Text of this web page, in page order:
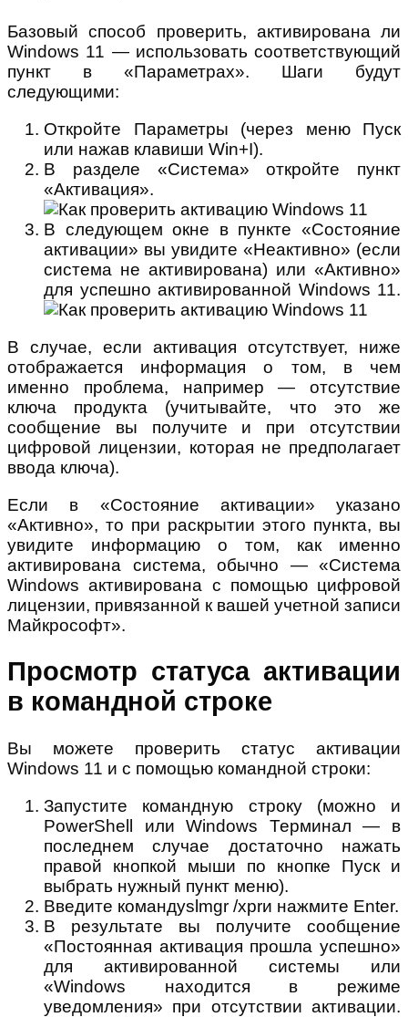
Базовый способ проверить, активирована ли
Windows 11 — использовать соответствующий
пункт в «Параметрах». Шаги будут
следующими:
Откройте Параметры (через меню Пуск
или нажав клавиши Win+I).
В разделе «Система» откройте пункт
«Активация».
В следующем окне в пункте «Состояние
активации» вы увидите «Неактивно» (если
система не активирована) или «Активно»
для успешно активированной Windows 11.
В случае, если активация отсутствует, ниже
отображается информация о том, в чем
именно проблема, например — отсутствие
ключа продукта (учитывайте, что это же
сообщение вы получите и при отсутствии
цифровой лицензии, которая не предполагает
ввода ключа).
Если в «Состояние активации» указано
«Активно», то при раскрытии этого пункта, вы
увидите информацию о том, как именно
активирована система, обычно — «Система
Windows активирована с помощью цифровой
лицензии, привязанной к вашей учетной записи
Майкрософт».
Просмотр статуса активации
в командной строке
Вы можете проверить статус активации
Windows 11 и с помощью командной строки:
Запустите командную строку (можно и
PowerShell или Windows Терминал — в
последнем случае достаточно нажать
правой кнопкой мыши по кнопке Пуск и
выбрать нужный пункт меню).
Введите командуslmgr /xprи нажмите Enter.
В результате вы получите сообщение
«Постоянная активация прошла успешно»
для активированной системы или
«Windows находится в режиме
уведомления» при отсутствии активации.